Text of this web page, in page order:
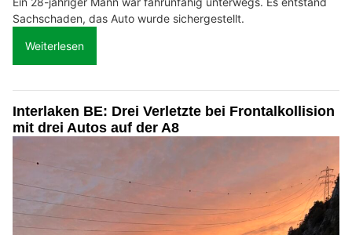
Sachschaden, das Auto wurde sichergestellt.
Weiterlesen
Interlaken BE: Drei Verletzte bei Frontalkollision
mit drei Autos auf der A8